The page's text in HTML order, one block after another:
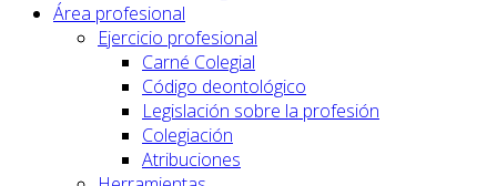
Área profesional
Ejercicio profesional
Carné Colegial
Código deontológico
Legislación sobre la profesión
Colegiación
Atribuciones